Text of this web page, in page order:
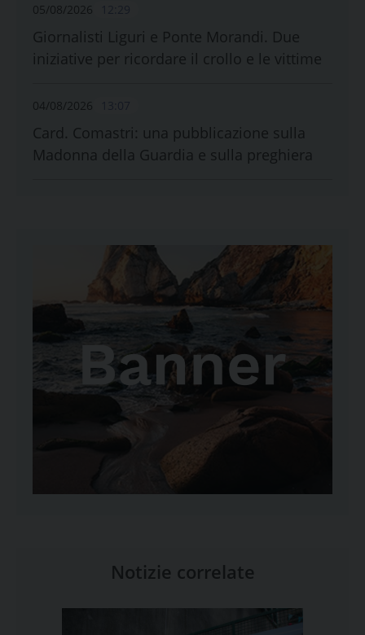
05/08/2026
Giornalisti Liguri e Ponte Morandi. Due
iniziative per ricordare il crollo e le vittime
04/08/2026
Card. Comastri: una pubblicazione sulla
Madonna della Guardia e sulla preghiera
Notizie correlate